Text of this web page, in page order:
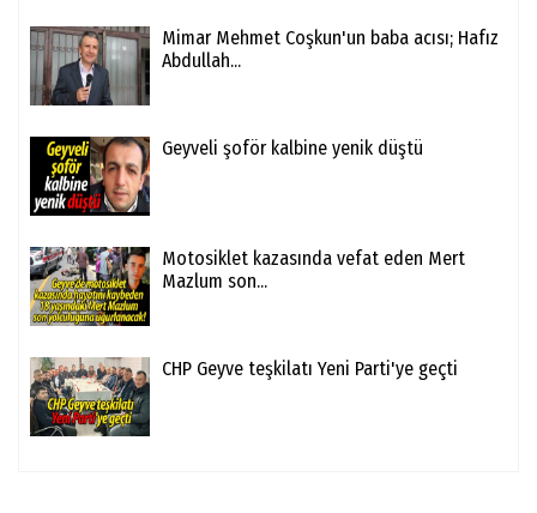
Mimar Mehmet Coşkun'un baba acısı; Hafız
Abdullah...
Geyveli şoför kalbine yenik düştü
Motosiklet kazasında vefat eden Mert
Mazlum son...
CHP Geyve teşkilatı Yeni Parti'ye geçti